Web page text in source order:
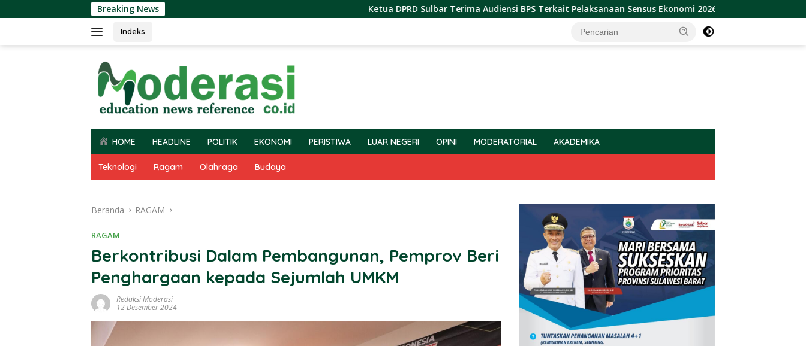
ke
Breaking News Ketua DPRD Sulbar Terima Audiensi BPS Terkait Pelaksanaan Sensus Ekonomi 2026 Sulbar Raih
Indeks
HOME HEADLINE POLITIK EKONOMI PERISTIWA LUAR NEGERI OPINI MODERATORIAL AKADEMIKA
Teknologi Ragam Olahraga Budaya
Beranda RAGAM
RAGAM
Berkontribusi Dalam Pembangunan, Pemprov Beri
Penghargaan kepada Sejumlah UMKM
Redaksi Moderasi
12 Desember 2024